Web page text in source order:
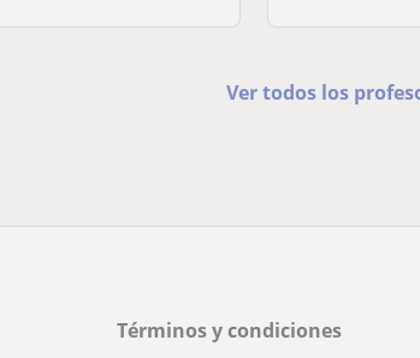
Ver todos los
Términos y condiciones